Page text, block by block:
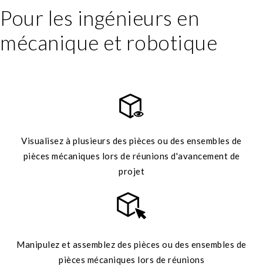
Pour les ingénieurs en
mécanique et robotique
Visualisez à plusieurs des pièces ou des ensembles de
pièces mécaniques lors de réunions d'avancement de
projet
Manipulez et assemblez des pièces ou des ensembles de
pièces mécaniques lors de réunions